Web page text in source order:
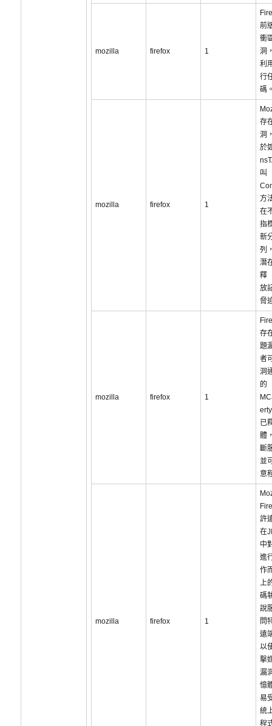
mozilla firefox 1
前
衝
洞
利
行
碼
mozilla firefox 1
存
洞
於
叫
方
在
指
新
列
潛
釋
放
脅
mozilla firefox 1
存
題
者
洞
的
已
體
斷
並
意
mozilla firefox 1
許
在
中
進
作
上
碼
說
問
遠
以
擊
漏
憶
易
統
程